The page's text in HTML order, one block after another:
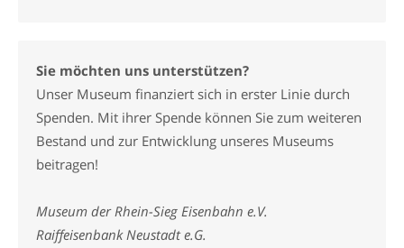
Sie möchten uns unterstützen?
Unser Museum finanziert sich in erster Linie durch
Spenden. Mit ihrer Spende können Sie zum weiteren
Bestand und zur Entwicklung unseres Museums
beitragen!
Museum der Rhein-Sieg Eisenbahn e.V.
Raiffeisenbank Neustadt e.G.